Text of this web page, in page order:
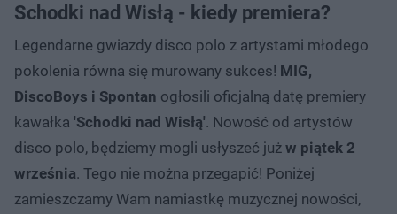
Schodki nad Wisłą - kiedy premiera?
Legendarne gwiazdy disco polo z artystami młodego
pokolenia równa się murowany sukces! MIG,
DiscoBoys i Spontan ogłosili oficjalną datę premiery
kawałka 'Schodki nad Wisłą'. Nowość od artystów
disco polo, będziemy mogli usłyszeć już w piątek 2
września. Tego nie można przegapić! Poniżej
zamieszczamy Wam namiastkę muzycznej nowości,